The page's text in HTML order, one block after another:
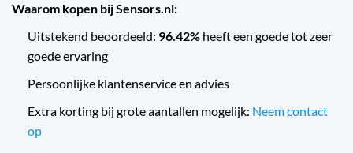
Waarom kopen bij Sensors.nl:
Uitstekend beoordeeld: 96.42% heeft een goede tot zeer
goede ervaring
Persoonlijke klantenservice en advies
Extra korting bij grote aantallen mogelijk: Neem contact
op